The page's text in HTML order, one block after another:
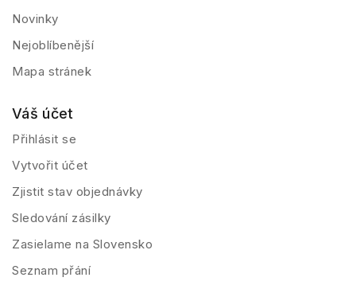
Novinky
Nejoblíbenější
Mapa stránek
Váš účet
Přihlásit se
Vytvořit účet
Zjistit stav objednávky
Sledování zásilky
Zasielame na Slovensko
Seznam přání